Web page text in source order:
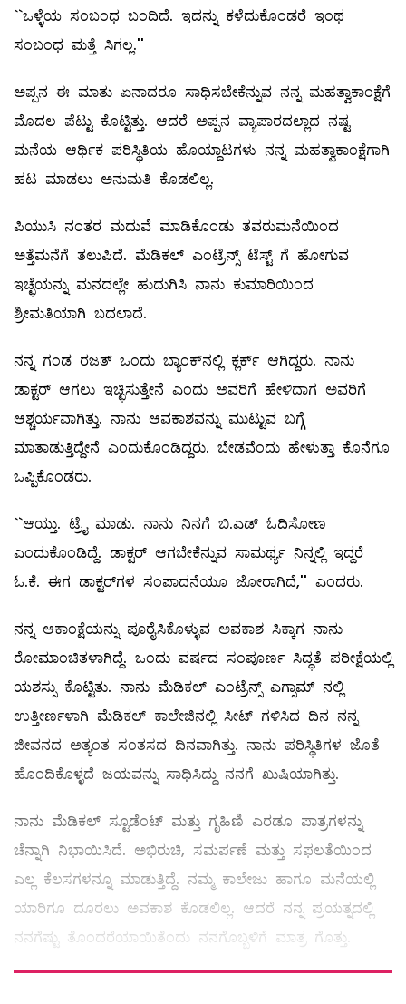
``ಒಳ್ಳೆಯ ಸಂಬಂಧ ಬಂದಿದೆ. ಇದನ್ನು ಕಳೆದುಕೊಂಡರೆ ಇಂಥ
ಸಂಬಂಧ ಮತ್ತೆ ಸಿಗಲ್ಲ.''
ಅಪ್ಪನ ಈ ಮಾತು ಏನಾದರೂ ಸಾಧಿಸಬೇಕೆನ್ನುವ ನನ್ನ ಮಹತ್ವಾಕಾಂಕ್ಷೆಗೆ
ಮೊದಲ ಪೆಟ್ಟು ಕೊಟ್ಟಿತ್ತು. ಆದರೆ ಅಪ್ಪನ ವ್ಯಾಪಾರದಲ್ಲಾದ ನಷ್ಟ
ಮನೆಯ ಆರ್ಥಿಕ ಪರಿಸ್ಥಿತಿಯ ಹೊಯ್ದಾಟಗಳು ನನ್ನ ಮಹತ್ವಾಕಾಂಕ್ಷೆಗಾಗಿ
ಹಟ ಮಾಡಲು ಅನುಮತಿ ಕೊಡಲಿಲ್ಲ.
ಪಿಯುಸಿ ನಂತರ ಮದುವೆ ಮಾಡಿಕೊಂಡು ತವರುಮನೆಯಿಂದ
ಅತ್ತೆಮನೆಗೆ ತಲುಪಿದೆ. ಮೆಡಿಕಲ್ ಎಂಟ್ರೆನ್ಸ್ ಟೆಸ್ಟ್ ಗೆ ಹೋಗುವ
ಇಚ್ಛೆಯನ್ನು ಮನದಲ್ಲೇ ಹುದುಗಿಸಿ ನಾನು ಕುಮಾರಿಯಿಂದ
ಶ್ರೀಮತಿಯಾಗಿ ಬದಲಾದೆ.
ನನ್ನ ಗಂಡ ರಜತ್‌ ಒಂದು ಬ್ಯಾಂಕ್‌ನಲ್ಲಿ ಕ್ಲರ್ಕ್‌ ಆಗಿದ್ದರು. ನಾನು
ಡಾಕ್ಟರ್‌ ಆಗಲು ಇಚ್ಛಿಸುತ್ತೇನೆ ಎಂದು ಅವರಿಗೆ ಹೇಳಿದಾಗ ಅವರಿಗೆ
ಆಶ್ಚರ್ಯವಾಗಿತ್ತು. ನಾನು ಆವಕಾಶವನ್ನು ಮುಟ್ಟುವ ಬಗ್ಗೆ
ಮಾತಾಡುತ್ತಿದ್ದೇನೆ ಎಂದುಕೊಂಡಿದ್ದರು. ಬೇಡವೆಂದು ಹೇಳುತ್ತಾ ಕೊನೆಗೂ
ಒಪ್ಪಿಕೊಂಡರು.
``ಆಯ್ತು. ಟ್ರೈ ಮಾಡು. ನಾನು ನಿನಗೆ ಬಿ.ಎಡ್‌ ಓದಿಸೋಣ
ಎಂದುಕೊಂಡಿದ್ದೆ. ಡಾಕ್ಟರ್‌ ಆಗಬೇಕೆನ್ನುವ ಸಾಮರ್ಥ್ಯ ನಿನ್ನಲ್ಲಿ ಇದ್ದರೆ
ಓ.ಕೆ. ಈಗ ಡಾಕ್ಟರ್‌ಗಳ ಸಂಪಾದನೆಯೂ ಜೋರಾಗಿದೆ,'' ಎಂದರು.
ನನ್ನ ಆಕಾಂಕ್ಷೆಯನ್ನು ಪೂರೈಸಿಕೊಳ್ಳುವ ಅವಕಾಶ ಸಿಕ್ಕಾಗ ನಾನು
ರೋಮಾಂಚಿತಳಾಗಿದ್ದೆ. ಒಂದು ವರ್ಷದ ಸಂಪೂರ್ಣ ಸಿದ್ಧತೆ ಪರೀಕ್ಷೆಯಲ್ಲಿ
ಯಶಸ್ಸು ಕೊಟ್ಟಿತು. ನಾನು ಮೆಡಿಕಲ್ ಎಂಟ್ರೆನ್ಸ್ ಎಗ್ಸಾಮ್ ನಲ್ಲಿ
ಉತ್ತೀರ್ಣಳಾಗಿ ಮೆಡಿಕಲ್ ಕಾಲೇಜಿನಲ್ಲಿ ಸೀಟ್ ಗಳಿಸಿದ ದಿನ ನನ್ನ
ಜೀವನದ ಅತ್ಯಂತ ಸಂತಸದ ದಿನವಾಗಿತ್ತು. ನಾನು ಪರಿಸ್ಥಿತಿಗಳ ಜೊತೆ
ಹೊಂದಿಕೊಳ್ಳದೆ ಜಯವನ್ನು ಸಾಧಿಸಿದ್ದು ನನಗೆ ಖುಷಿಯಾಗಿತ್ತು.
ನಾನು ಮೆಡಿಕಲ್ ಸ್ಟೂಡೆಂಟ್‌ ಮತ್ತು ಗೃಹಿಣಿ ಎರಡೂ ಪಾತ್ರಗಳನ್ನು
ಚೆನ್ನಾಗಿ ನಿಭಾಯಿಸಿದೆ. ಅಭಿರುಚಿ, ಸಮರ್ಪಣೆ ಮತ್ತು ಸಫಲತೆಯಿಂದ
ಎಲ್ಲ ಕೆಲಸಗಳನ್ನೂ ಮಾಡುತ್ತಿದ್ದೆ. ನಮ್ಮ ಕಾಲೇಜು ಹಾಗೂ ಮನೆಯಲ್ಲಿ
ಯಾರಿಗೂ ದೂರಲು ಅವಕಾಶ ಕೊಡಲಿಲ್ಲ. ಆದರೆ ನನ್ನ ಪ್ರಯತ್ನದಲ್ಲಿ
ನನಗೆಷ್ಟು ತೊಂದರೆಯಾಯಿತೆಂದು ನನಗೊಬ್ಬಳಿಗೆ ಮಾತ್ರ ಗೊತ್ತು.